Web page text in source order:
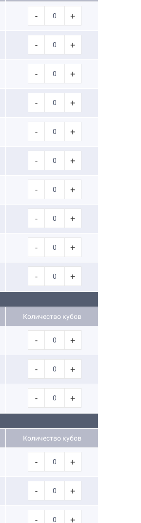
- +
- +
- +
- +
- +
- +
- +
- +
- +
- +
Количество кубов
- +
- +
- +
Количество кубов
- +
- +
- +